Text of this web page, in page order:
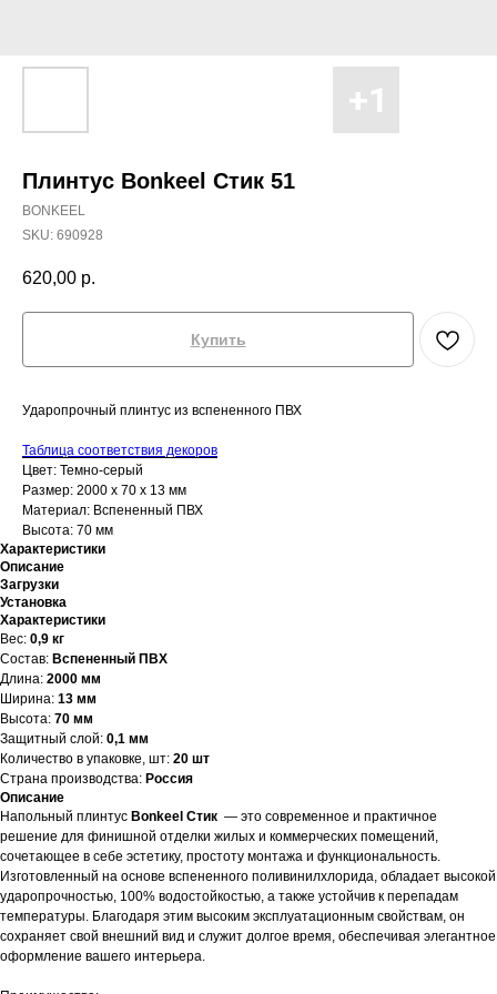
Плинтус Bonkeel Стик 51
BONKEEL
SKU: 690928
620,00 р.
Купить
Ударопрочный плинтус из вспененного ПВХ
Таблица соответствия декоров
Цвет: Темно-серый
Размер: 2000 x 70 x 13 мм
Материал: Вспененный ПВХ
Высота: 70 мм
Характеристики
Описание
Загрузки
Установка
Характеристики
Вес: 0,9 кг
Состав: Вспененный ПВХ
Длина: 2000 мм
Ширина: 13 мм
Высота: 70 мм
Защитный слой: 0,1 мм
Количество в упаковке, шт: 20 шт
Страна производства: Россия
Описание
Напольный плинтус Bonkeel Стик — это современное и практичное
решение для финишной отделки жилых и коммерческих помещений,
сочетающее в себе эстетику, простоту монтажа и функциональность.
Изготовленный на основе вспененного поливинилхлорида, обладает высокой
ударопрочностью, 100% водостойкостью, а также устойчив к перепадам
температуры. Благодаря этим высоким эксплуатационным свойствам, он
сохраняет свой внешний вид и служит долгое время, обеспечивая элегантное
оформление вашего интерьера.